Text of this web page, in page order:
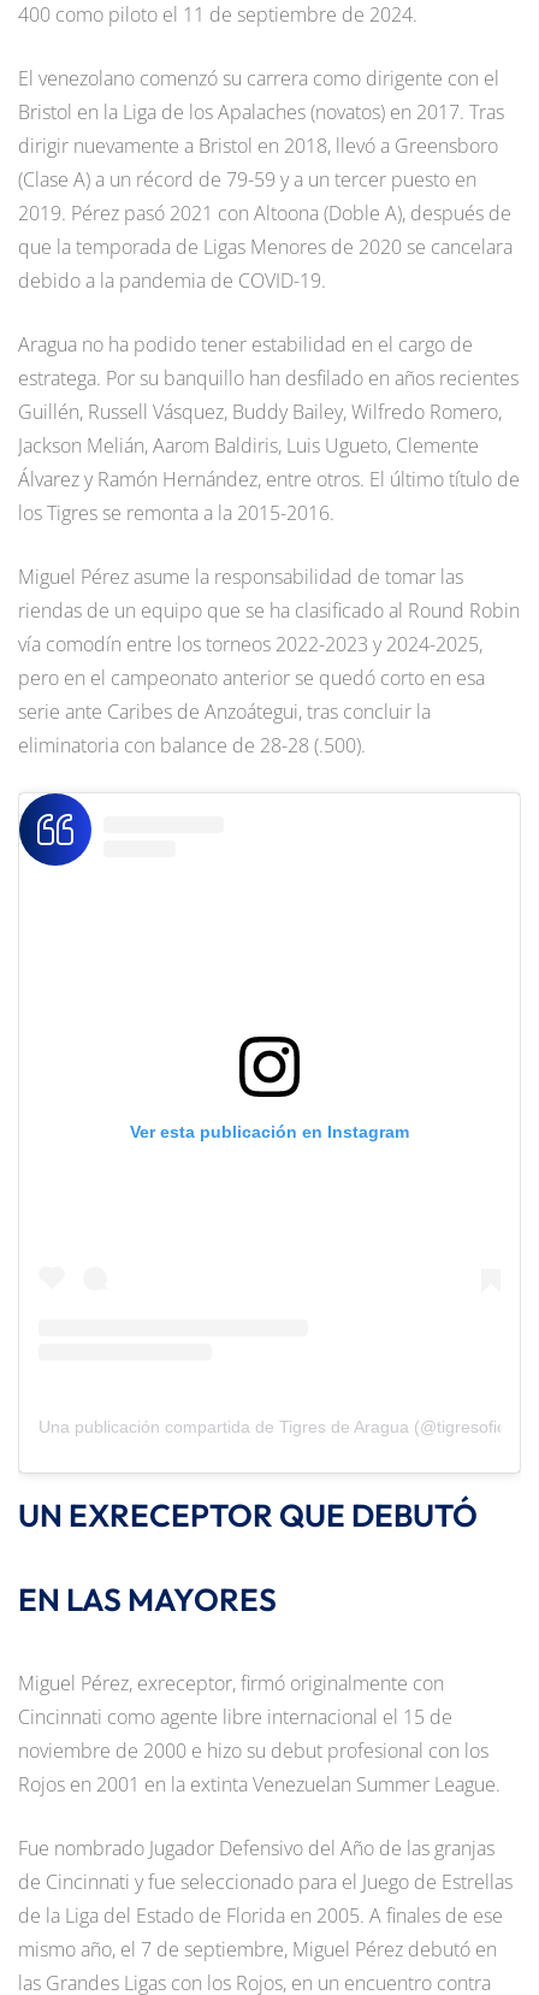
400 como piloto el 11 de septiembre de 2024.
El venezolano comenzó su carrera como dirigente con el
Bristol en la Liga de los Apalaches (novatos) en 2017. Tras
dirigir nuevamente a Bristol en 2018, llevó a Greensboro
(Clase A) a un récord de 79-59 y a un tercer puesto en
2019. Pérez pasó 2021 con Altoona (Doble A), después de
que la temporada de Ligas Menores de 2020 se cancelara
debido a la pandemia de COVID-19.
Aragua no ha podido tener estabilidad en el cargo de
estratega. Por su banquillo han desfilado en años recientes
Guillén, Russell Vásquez, Buddy Bailey, Wilfredo Romero,
Jackson Melián, Aarom Baldiris, Luis Ugueto, Clemente
Álvarez y Ramón Hernández, entre otros. El último título de
los Tigres se remonta a la 2015-2016.
Miguel Pérez asume la responsabilidad de tomar las
riendas de un equipo que se ha clasificado al Round Robin
vía comodín entre los torneos 2022-2023 y 2024-2025,
pero en el campeonato anterior se quedó corto en esa
serie ante Caribes de Anzoátegui, tras concluir la
eliminatoria con balance de 28-28 (.500).
Ver esta publicación en Instagram
Una publicación compartida de Tigres de Aragua
UN EXRECEPTOR QUE DEBUTÓ
EN LAS MAYORES
Miguel Pérez, exreceptor, firmó originalmente con
Cincinnati como agente libre internacional el 15 de
noviembre de 2000 e hizo su debut profesional con los
Rojos en 2001 en la extinta Venezuelan Summer League.
Fue nombrado Jugador Defensivo del Año de las granjas
de Cincinnati y fue seleccionado para el Juego de Estrellas
de la Liga del Estado de Florida en 2005. A finales de ese
mismo año, el 7 de septiembre, Miguel Pérez debutó en
las Grandes Ligas con los Rojos, en un encuentro contra